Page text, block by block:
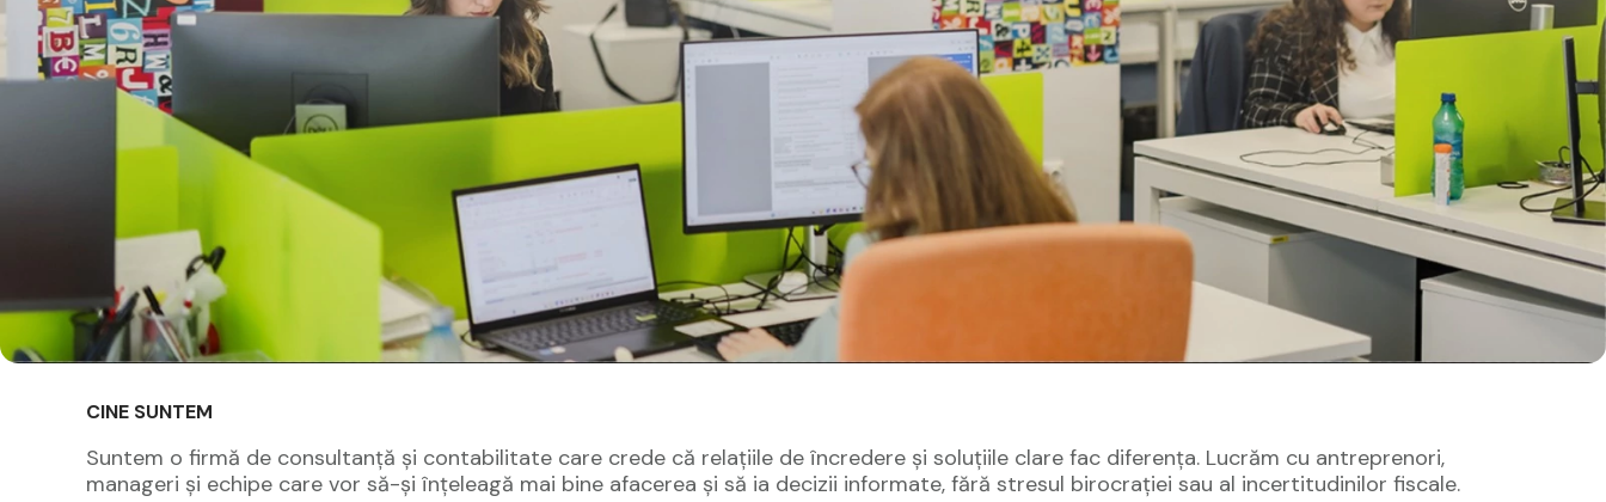
CINE SUNTEM
Suntem o firmă de consultanță și contabilitate care crede că relațiile de încredere și soluțiile clare fac diferența. Lucrăm cu antreprenori,
manageri și echipe care vor să-și înțeleagă mai bine afacerea și să ia decizii informate, fără stresul birocrației sau al incertitudinilor fiscale.